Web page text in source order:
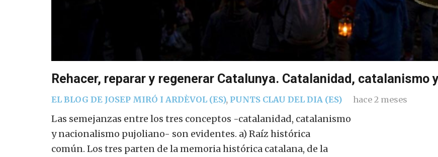
Rehacer, reparar y regenerar Catalunya. Catalanidad, catalanismo
EL BLOG DE JOSEP MIRÓ I ARDÈVOL (ES), PUNTS CLAU DEL DIA (ES) hace 2 meses
Las semejanzas entre los tres conceptos -catalanidad, catalanismo
y nacionalismo pujoliano- son evidentes. a) Raíz histórica
común. Los tres parten de la memoria histórica catalana, de la